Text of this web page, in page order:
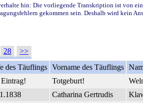
hin: Die vorliegende Transkription ist von
gekommen sein. Deshalb wird kein
28
>>
des Täuflings Vorname des Täuflings
Totgeburt!
Catharina Gertrudis